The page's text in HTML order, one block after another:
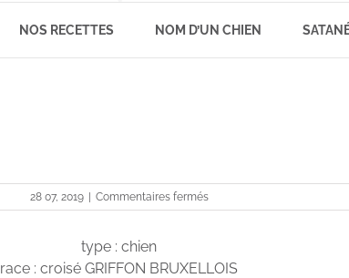
NOS RECETTES NOM D’UN CHIEN
28 07, 2019 Commentaires ferméssur
Jaze
type : chien
race : croisé GRIFFON BRUXELLOIS